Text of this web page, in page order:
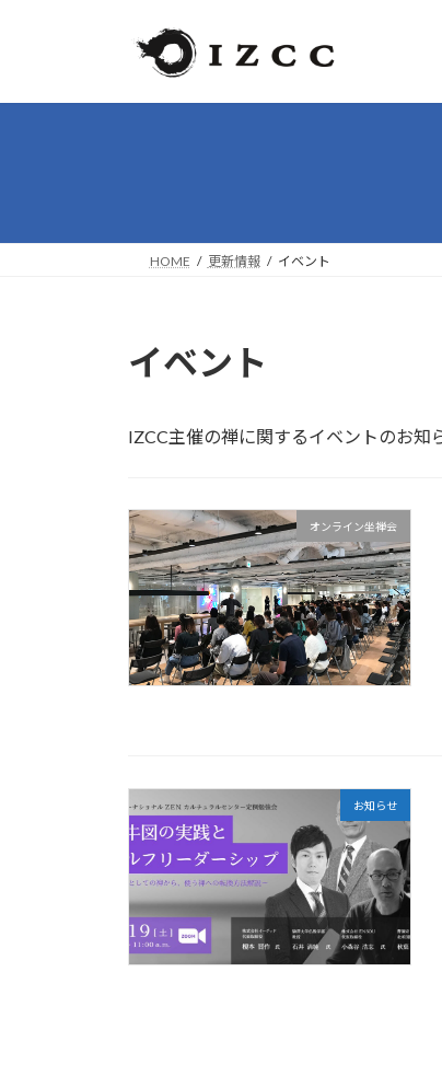
プ
動
HOME 更新情報 イベント
イベント
IZCC主催の禅に関するイベントのお知
オンライン坐禅会
お知らせ